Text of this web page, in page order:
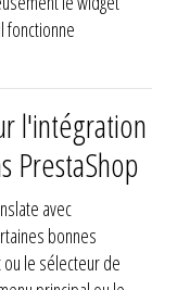
fonctionne
l'intégration
PrestaShop
avec
bonnes
ou le sélecteur de